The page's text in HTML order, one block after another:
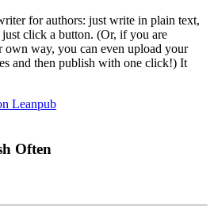
for authors: just write in plain text,
click a button. (Or, if you are
way, you can even upload your
and then publish with one click!) It
Leanpub
Often